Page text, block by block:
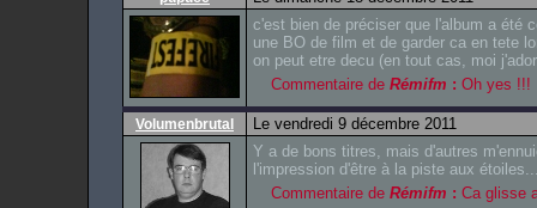
c'est bien de préciser que l'album a été
une BO de film et de garder ca en tete
on peut etre decu (en tout cas, moi
Commentaire de Rémifm : Oh yes !!!
Volumenbrutal Le vendredi 9 décembre 2011
Y a de bons titres, mais d'autres
l'impression d'être à la piste aux
Commentaire de Rémifm : Ca glisse